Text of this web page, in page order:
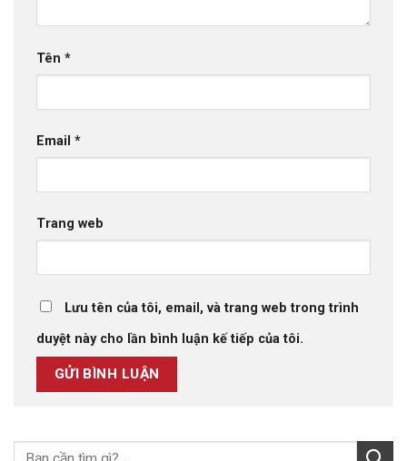
Tên *
Email *
Trang web
Lưu tên của tôi, email, và trang web trong trình
duyệt này cho lần bình luận kế tiếp của tôi.